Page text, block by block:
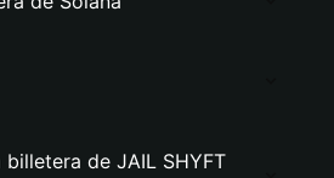
de JAIL SHYFT